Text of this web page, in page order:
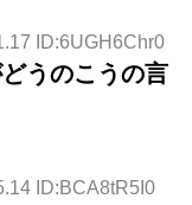
ID:6UGH6Chr0
うのこうの言
ID:BCA8tR5I0